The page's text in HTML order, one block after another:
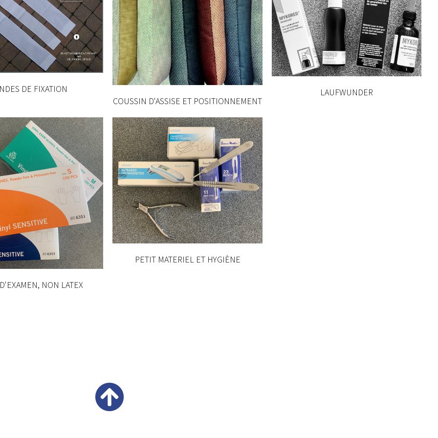
DE FIXATION
COUSSIN D'ASSISE ET POSITIONNEMENT
LAUFWUNDER
NON LATEX
PETIT MATERIEL ET HYGIÈNE